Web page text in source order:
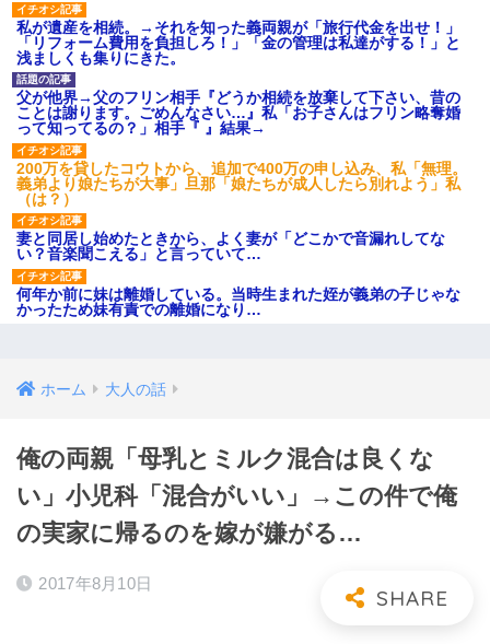
私が遺産を相続。→それを知った義両親が「旅行代金を出せ！」
「リフォーム費用を負担しろ！」「金の管理は私達がする！」と
浅ましくも集りにきた。
父が他界→父のフリン相手『どうか相続を放棄して下さい、昔の
ことは謝ります。ごめんなさい…』私「お子さんはフリン略奪婚
って知ってるの？」相手『 』結果→
200万を貸したコウトから、追加で400万の申し込み、私「無理。
義弟より娘たちが大事」旦那「娘たちが成人したら別れよう」私
（は？）
妻と同居し始めたときから、よく妻が「どこかで音漏れしてな
い？音楽聞こえる」と言っていて…
何年か前に妹は離婚している。当時生まれた姪が義弟の子じゃな
かったため妹有責での離婚になり…
ホーム 大人の話
俺の両親「母乳とミルク混合は良くな
い」小児科「混合がいい」→この件で俺
の実家に帰るのを嫁が嫌がる…
2017年8月10日